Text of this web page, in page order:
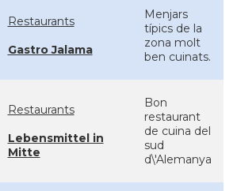
Restaurants
Gastro Jalama
Menjars
típics de la
zona molt
ben cuinats.
Restaurants
Lebensmittel in
Mitte
Bon
restaurant
de cuina del
sud
d\'Alemanya